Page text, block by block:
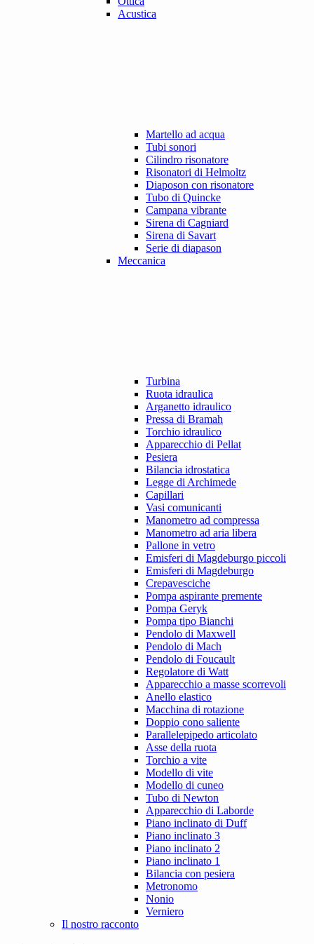
Acustica
Martello ad acqua
Tubi sonori
Cilindro risonatore
Risonatori di Helmoltz
Diaposon con risonatore
Tubo di Quincke
Campana vibrante
Sirena di Cagniard
Sirena di Savart
Serie di diapason
Meccanica
Turbina
Ruota idraulica
Arganetto idraulico
Pressa di Bramah
Torchio idraulico
Apparecchio di Pellat
Pesiera
Bilancia idrostatica
Legge di Archimede
Capillari
Vasi comunicanti
Manometro ad compressa
Manometro ad aria libera
Pallone in vetro
Emisferi di Magdeburgo piccoli
Emisferi di Magdeburgo
Crepavesciche
Pompa aspirante premente
Pompa Geryk
Pompa tipo Bianchi
Pendolo di Maxwell
Pendolo di Mach
Pendolo di Foucault
Regolatore di Watt
Apparecchio a masse scorrevoli
Anello elastico
Macchina di rotazione
Doppio cono saliente
Parallelepipedo articolato
Asse della ruota
Torchio a vite
Modello di vite
Modello di cuneo
Tubo di Newton
Apparecchio di Laborde
Piano inclinato di Duff
Piano inclinato 3
Piano inclinato 2
Piano inclinato 1
Bilancia con pesiera
Metronomo
Nonio
Verniero
Il nostro racconto